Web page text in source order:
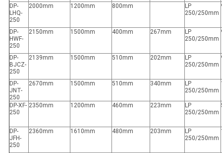
DP-
LHQ-
250
2000mm 1200mm 800mm
LP
250/250mm
DP-
HWF-
250
2150mm 1500mm 400mm 267mm
LP
250/250mm
DP-
BJCZ-
250
2139mm 1500mm 510mm 202mm
LP
250/250mm
DP-
JNT-
250
2670mm 1500mm 510mm 340mm
LP
250/250mm
DP-XF-
250
2350mm 1200mm 460mm 223mm
LP
250/250mm
DP-
JFH-
250
2360mm 1610mm 480mm 203mm
LP
250/250mm